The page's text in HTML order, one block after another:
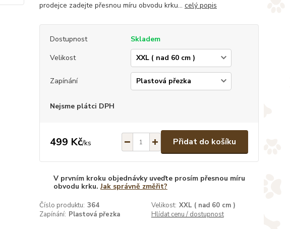
prodejce zadejte přesnou míru obvodu krku... celý popis
Dostupnost
Skladem
Velikost
Zapínání
Nejsme plátci DPH
499 Kč/ks Přidat do košíku
V prvním kroku objednávky uveďte prosím přesnou míru
obvodu krku.Jak správně změřit?
Číslo produktu: 364 Velikost: XXL ( nad 60 cm )
Zapínání: Plastová přezka Hlídat cenu / dostupnost